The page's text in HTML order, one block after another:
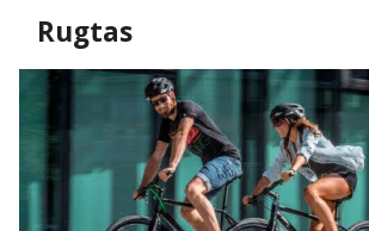
Rugtas